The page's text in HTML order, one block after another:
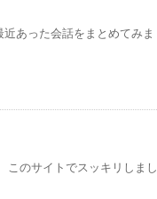
あった会話をまとめてみま
このサイトでスッキリしまし